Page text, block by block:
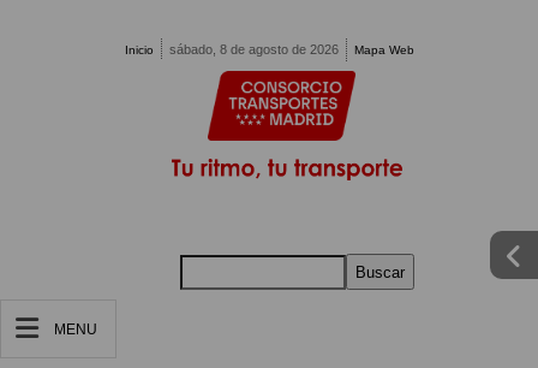
Inicio sábado, 8 de agosto de 2026 Mapa Web
Buscar
MENU